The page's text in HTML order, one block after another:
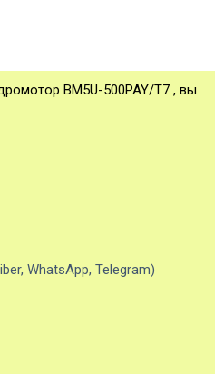
BM5U-500PAY/T7 , вы
WhatsApp, Telegram)